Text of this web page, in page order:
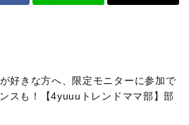
好きな方へ、限定モニターに参加で
スも！【4yuuuトレンドママ部】部